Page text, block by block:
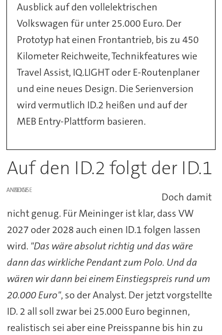
Ausblick auf den vollelektrischen
Volkswagen für unter 25.000 Euro. Der
Prototyp hat einen Frontantrieb, bis zu 450
Kilometer Reichweite, Technikfeatures wie
Travel Assist, IQ.LIGHT oder E-Routenplaner
und eine neues Design. Die Serienversion
wird vermutlich ID.2 heißen und auf der
MEB Entry-Plattform basieren.
Auf den ID.2 folgt der ID.1
ANZEIGE
Doch damit
nicht genug. Für Meininger ist klar, dass VW
2027 oder 2028 auch einen ID.1 folgen lassen
wird. "Das wäre absolut richtig und das wäre
dann das wirkliche Pendant zum Polo. Und da
wären wir dann bei einem Einstiegspreis rund um
20.000 Euro", so der Analyst. Der jetzt vorgstellte
ID. 2 all soll zwar bei 25.000 Euro beginnen,
realistisch sei aber eine Preisspanne bis hin zu